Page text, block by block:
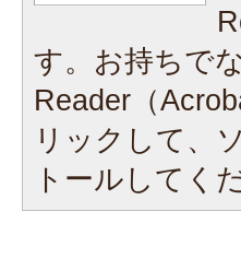
す。お持ちで
Reader（
リックして、
トールしてく